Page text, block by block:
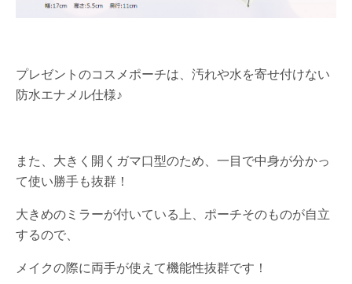
プレゼントのコスメポーチは、汚れや水を寄せ付けない
防水エナメル仕様♪
また、大きく開くガマ口型のため、一目で中身が分かっ
て使い勝手も抜群！
大きめのミラーが付いている上、ポーチそのものが自立
するので、
メイクの際に両手が使えて機能性抜群です！